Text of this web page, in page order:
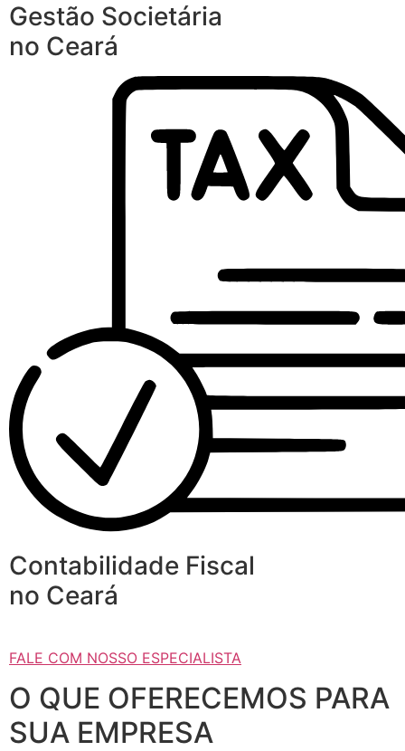
Gestão Societária
no Ceará
Contabilidade Fiscal
no Ceará
FALE COM NOSSO ESPECIALISTA
O QUE OFERECEMOS PARA
SUA EMPRESA